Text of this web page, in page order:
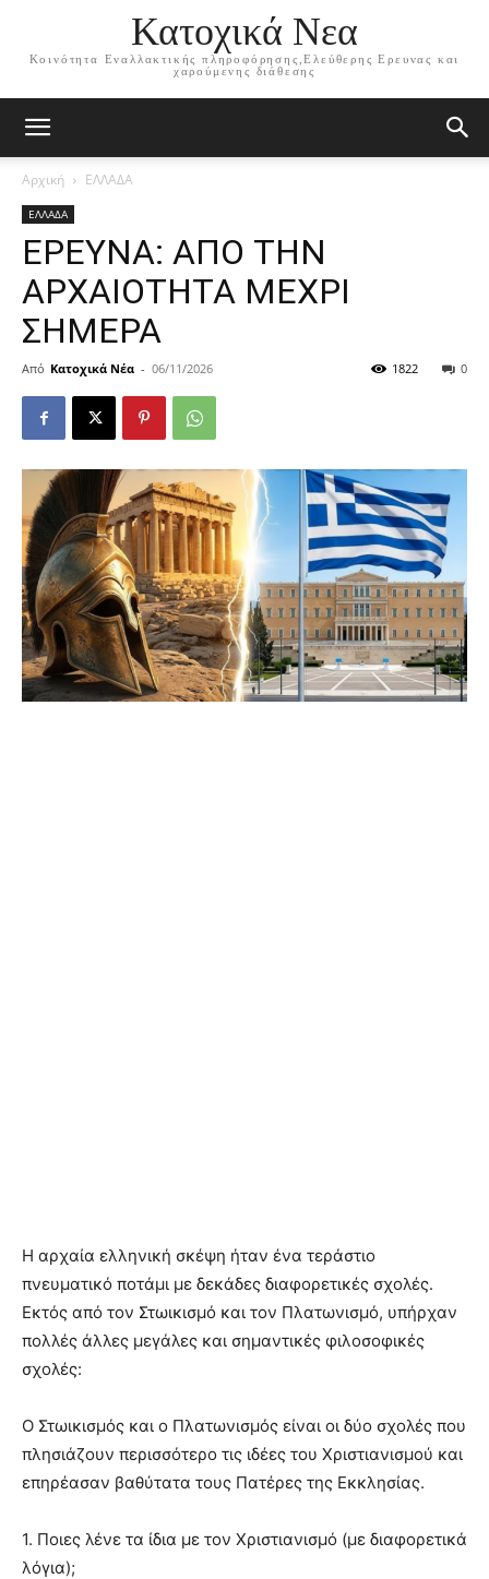
Κατοχικά Νεα
Κοινότητα Εναλλακτικής πληροφόρησης,Ελεύθερης Ερευνας και
χαρούμενης διάθεσης
Αρχική ΕΛΛΑΔΑ
ΕΛΛΑΔΑ
ΕΡΕΥΝΑ: ΑΠΟ ΤΗΝ
ΑΡΧΑΙΟΤΗΤΑ ΜΕΧΡΙ
ΣΗΜΕΡΑ
Από Κατοχικά Νέα - 06/11/2026 0
1822
Η αρχαία ελληνική σκέψη ήταν ένα τεράστιο
πνευματικό ποτάμι με δεκάδες διαφορετικές σχολές.
Εκτός από τον Στωικισμό και τον Πλατωνισμό, υπήρχαν
πολλές άλλες μεγάλες και σημαντικές φιλοσοφικές
σχολές:
Ο Στωικισμός και ο Πλατωνισμός είναι οι δύο σχολές που
πλησιάζουν περισσότερο τις ιδέες του Χριστιανισμού και
επηρέασαν βαθύτατα τους Πατέρες της Εκκλησίας.
1. Ποιες λένε τα ίδια με τον Χριστιανισμό (με διαφορετικά
λόγια);